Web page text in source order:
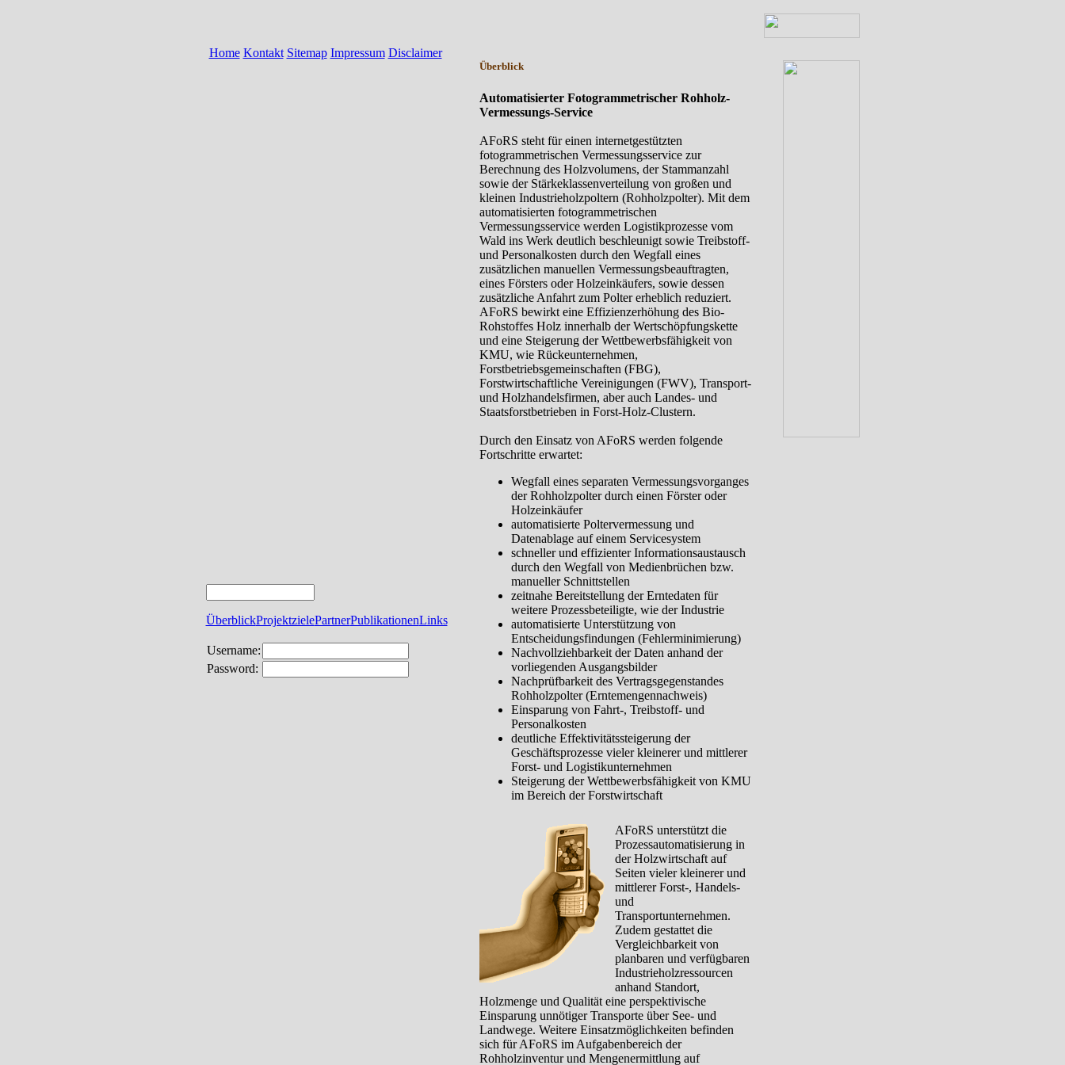
Home Kontakt Sitemap Impressum Disclaimer
ÜberblickProjektzielePartnerPublikationenLinks
Username:
Password:
Überblick
Automatisierter Fotogrammetrischer Rohholz-
Vermessungs-Service
AFoRS steht für einen internetgestützten
fotogrammetrischen Vermessungsservice zur
Berechnung des Holzvolumens, der Stammanzahl
sowie der Stärkeklassenverteilung von großen und
kleinen Industrieholzpoltern (Rohholzpolter). Mit dem
automatisierten fotogrammetrischen
Vermessungsservice werden Logistikprozesse vom
Wald ins Werk deutlich beschleunigt sowie Treibstoff-
und Personalkosten durch den Wegfall eines
zusätzlichen manuellen Vermessungsbeauftragten,
eines Försters oder Holzeinkäufers, sowie dessen
zusätzliche Anfahrt zum Polter erheblich reduziert.
AFoRS bewirkt eine Effizienzerhöhung des Bio-
Rohstoffes Holz innerhalb der Wertschöpfungskette
und eine Steigerung der Wettbewerbsfähigkeit von
KMU, wie Rückeunternehmen,
Forstbetriebsgemeinschaften (FBG),
Forstwirtschaftliche Vereinigungen (FWV), Transport-
und Holzhandelsfirmen, aber auch Landes- und
Staatsforstbetrieben in Forst-Holz-Clustern.
Durch den Einsatz von AFoRS werden folgende
Fortschritte erwartet:
Wegfall eines separaten Vermessungsvorganges
der Rohholzpolter durch einen Förster oder
Holzeinkäufer
automatisierte Poltervermessung und
Datenablage auf einem Servicesystem
schneller und effizienter Informationsaustausch
durch den Wegfall von Medienbrüchen bzw.
manueller Schnittstellen
zeitnahe Bereitstellung der Erntedaten für
weitere Prozessbeteiligte, wie der Industrie
automatisierte Unterstützung von
Entscheidungsfindungen (Fehlerminimierung)
Nachvollziehbarkeit der Daten anhand der
vorliegenden Ausgangsbilder
Nachprüfbarkeit des Vertragsgegenstandes
Rohholzpolter (Erntemengennachweis)
Einsparung von Fahrt-, Treibstoff- und
Personalkosten
deutliche Effektivitätssteigerung der
Geschäftsprozesse vieler kleinerer und mittlerer
Forst- und Logistikunternehmen
Steigerung der Wettbewerbsfähigkeit von KMU
im Bereich der Forstwirtschaft
AFoRS unterstützt die
Prozessautomatisierung in
der Holzwirtschaft auf
Seiten vieler kleinerer und
mittlerer Forst-, Handels-
und
Transportunternehmen.
Zudem gestattet die
Vergleichbarkeit von
planbaren und verfügbaren
Industrieholzressourcen
anhand Standort,
Holzmenge und Qualität eine perspektivische
Einsparung unnötiger Transporte über See- und
Landwege. Weitere Einsatzmöglichkeiten befinden
sich für AFoRS im Aufgabenbereich der
Rohholzinventur und Mengenermittlung auf